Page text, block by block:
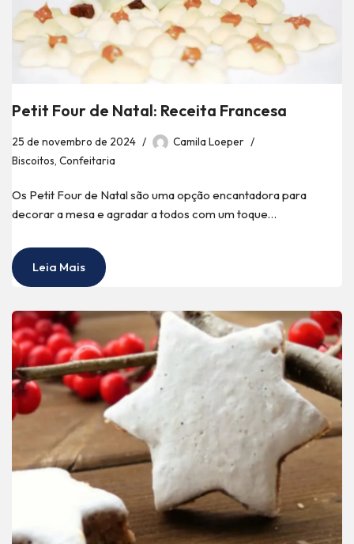
Petit Four de Natal: Receita Francesa
25 de novembro de 2024
Camila Loeper
Biscoitos, Confeitaria
Os Petit Four de Natal são uma opção encantadora para
decorar a mesa e agradar a todos com um toque…
Leia Mais